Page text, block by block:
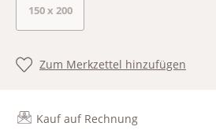
150 x 200
(Diese Option ist zurzeit nicht
Zum Merkzettel hinzufügen
Kauf auf Rechnung